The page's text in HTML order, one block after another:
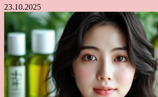
23.10.2025